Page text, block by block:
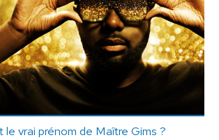
le vrai prénom de Maître Gims ?